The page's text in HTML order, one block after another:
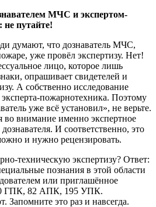
МЧС и экспертом-
путайте!
думают, что дознаватель МЧС,
уже провёл экспертизу. Нет!
лицо, которое лишь
опрашивает свидетелей и
А собственно исследование
пожарнотехника. Поэтому
уже всё установил», не верьте.
во внимание именно экспертное
И соответственно, это
и нужно рецензировать.
техническую экспертизу? Ответ:
познания в этой области
или приглашённое
ГПК, 82 АПК, 195 УПК.
Запомните это раз и навсегда.